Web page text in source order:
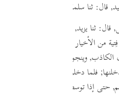
قال: ثنا سلمة, عن ابن إسحاق.
قال: ثنا يزيد, أخبرنا عمران
من الأخيار فاستبطنهم واستدخلهم,
الكاذب, وينجو منها الصادق,
فلما دخلوها أفرجت عنهم حتى
حتى إذا توسطوا أحاطت بهم,